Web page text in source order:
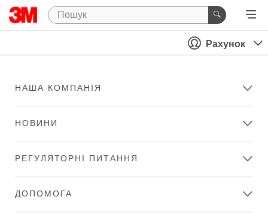
Рахунок
НАША КОМПАНІЯ
НОВИНИ
РЕГУЛЯТОРНІ ПИТАННЯ
ДОПОМОГА